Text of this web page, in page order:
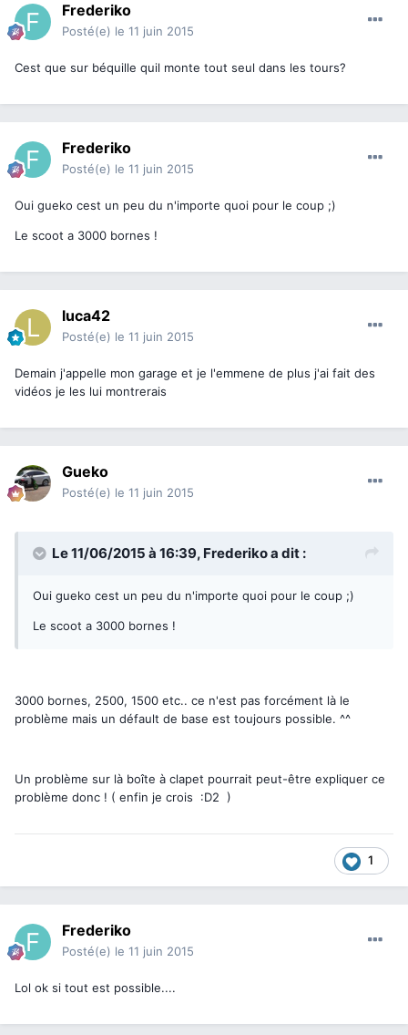
Frederiko
Posté(e) le 11 juin 2015
Cest que sur béquille quil monte tout seul dans les tours?
Frederiko
Posté(e) le 11 juin 2015
Oui gueko cest un peu du n'importe quoi pour le coup ;)
Le scoot a 3000 bornes !
luca42
Posté(e) le 11 juin 2015
Demain j'appelle mon garage et je l'emmene de plus j'ai fait des
vidéos je les lui montrerais
Gueko
Posté(e) le 11 juin 2015
Le 11/06/2015 à 16:39, Frederiko a dit :
Oui gueko cest un peu du n'importe quoi pour le coup ;)
Le scoot a 3000 bornes !
3000 bornes, 2500, 1500 etc.. ce n'est pas forcément là le
problème mais un défault de base est toujours possible. ^^
Un problème sur là boîte à clapet pourrait peut-être expliquer ce
problème donc ! ( enfin je crois :D2 )
1
Frederiko
Posté(e) le 11 juin 2015
Lol ok si tout est possible....